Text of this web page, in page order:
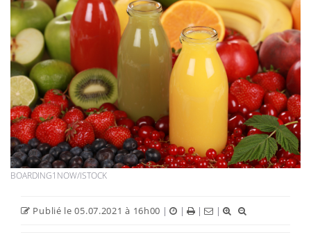
BOARDING1NOW/ISTOCK
Publié le 05.07.2021 à 16h00 | | | |